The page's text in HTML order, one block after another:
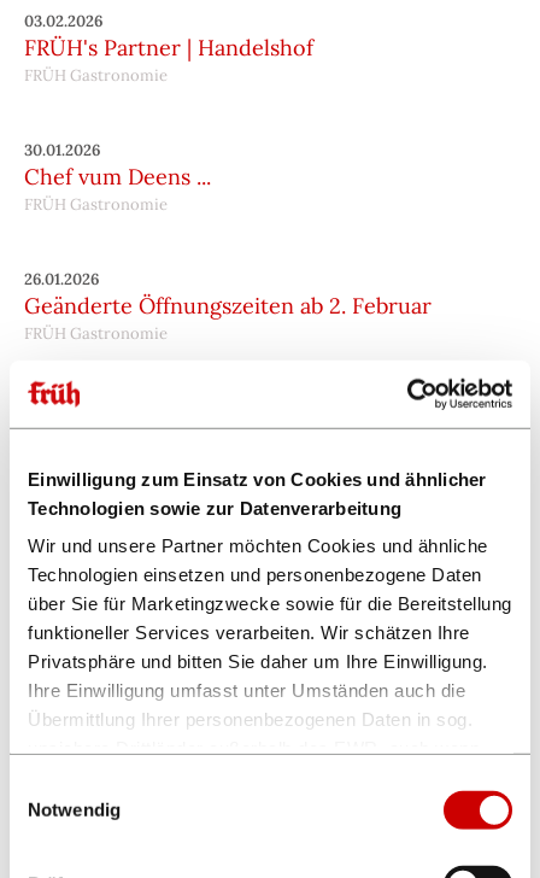
Einwilligung zum Einsatz von Cookies und ähnlicher
Technologien sowie zur Datenverarbeitung
Wir und unsere Partner möchten Cookies und ähnliche
Technologien einsetzen und personenbezogene Daten
über Sie für Marketingzwecke sowie für die Bereitstellung
funktioneller Services verarbeiten. Wir schätzen Ihre
Privatsphäre und bitten Sie daher um Ihre Einwilligung.
Ihre Einwilligung umfasst unter Umständen auch die
Übermittlung Ihrer personenbezogenen Daten in sog.
Datenschutzniveau gewährleistet ist. Es besteht u.a. das
Risiko, dass dortige Behörden auf die verarbeiteten
Notwendig
03.02.2026
FRÜH's Partner | Handelshof
FRÜH Gastronomie
30.01.2026
Chef vum Deens ...
FRÜH Gastronomie
26.01.2026
Geänderte Öffnungszeiten ab 2. Februar
FRÜH Gastronomie
23.01.2026
Chef vum Deens ...
16.01.2026
Chef vum Deens ...
FRÜH Gastronomie
08.01.2026
Chef vum Deens ...
FRÜH Gastronomie
Familien-Brunch im Hippodrom